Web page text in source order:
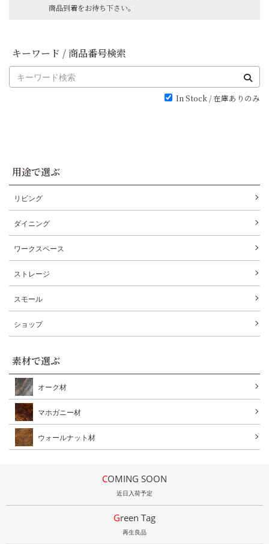
商品到着をお待ち下さい。
キーワード / 商品番号検索
In Stock / 在庫ありのみ
用途で選ぶ
リビング
ダイニング
ワークスペース
ストレージ
スモール
ショップ
素材で選ぶ
オーク材
マホガニー材
ウォールナット材
COMING SOON
近日入荷予定
Green Tag
再生良品